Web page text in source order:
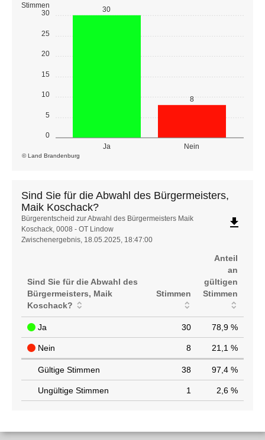
0
5
10
15
20
25
30
Stimmen
Ja Nein
30
8
© Land Brandenburg
Sind Sie für die Abwahl des Bürgermeisters,
Maik Koschack?
Sind
Sie
für
des
Bürgermeisters,
Maik
Bürgerentscheid zur Abwahl des Bürgermeisters Maik
Koschack, 0008 - OT Lindow
Zwischenergebnis, 18.05.2025, 18:47:00
file_download
Sind Sie für die Abwahl des
Bürgermeisters, Maik
Koschack?
Stimmen
Anteil
an
gültigen
Stimmen
Ja 30 78,9 %
Nein 8 21,1 %
Gültige Stimmen 38 97,4 %
Ungültige Stimmen 1 2,6 %